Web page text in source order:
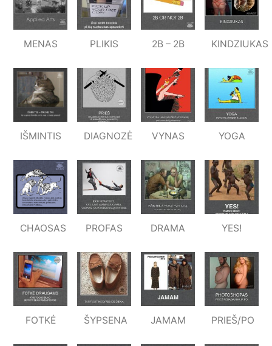
MENAS PLIKIS 2B – 2B KINDZIUKAS
IŠMINTIS DIAGNOZĖ VYNAS YOGA
CHAOSAS PROFAS DRAMA YES!
FOTKĖ ŠYPSENA JAMAM PRIEŠ/PO